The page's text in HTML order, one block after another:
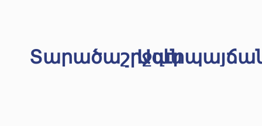
Տարածաշրջան